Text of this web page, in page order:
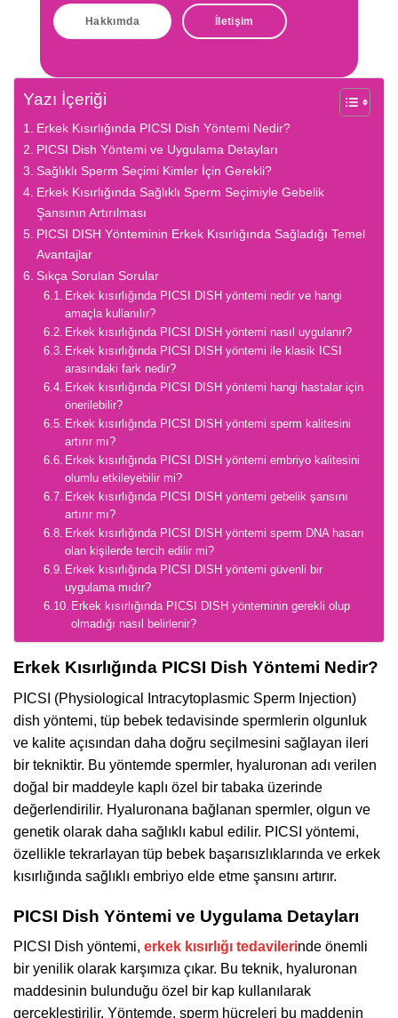
Hakkımda İletişim
Yazı İçeriği
Erkek Kısırlığında PICSI Dish Yöntemi Nedir?
PICSI Dish Yöntemi ve Uygulama Detayları
Sağlıklı Sperm Seçimi Kimler İçin Gerekli?
Erkek Kısırlığında Sağlıklı Sperm Seçimiyle Gebelik
Şansının Artırılması
PICSI DISH Yönteminin Erkek Kısırlığında Sağladığı Temel
Avantajlar
Sıkça Sorulan Sorular
Erkek kısırlığında PICSI DISH yöntemi nedir ve hangi
amaçla kullanılır?
Erkek kısırlığında PICSI DISH yöntemi nasıl uygulanır?
Erkek kısırlığında PICSI DISH yöntemi ile klasik ICSI
arasındaki fark nedir?
Erkek kısırlığında PICSI DISH yöntemi hangi hastalar için
önerilebilir?
Erkek kısırlığında PICSI DISH yöntemi sperm kalitesini
artırır mı?
Erkek kısırlığında PICSI DISH yöntemi embriyo kalitesini
olumlu etkileyebilir mi?
Erkek kısırlığında PICSI DISH yöntemi gebelik şansını
artırır mı?
Erkek kısırlığında PICSI DISH yöntemi sperm DNA hasarı
olan kişilerde tercih edilir mi?
Erkek kısırlığında PICSI DISH yöntemi güvenli bir
uygulama mıdır?
Erkek kısırlığında PICSI DISH yönteminin gerekli olup
olmadığı nasıl belirlenir?
Erkek Kısırlığında PICSI Dish Yöntemi Nedir?
PICSI (Physiological Intracytoplasmic Sperm Injection)
dish yöntemi, tüp bebek tedavisinde spermlerin olgunluk
ve kalite açısından daha doğru seçilmesini sağlayan ileri
bir tekniktir. Bu yöntemde spermler, hyaluronan adı verilen
doğal bir maddeyle kaplı özel bir tabaka üzerinde
değerlendirilir. Hyaluronana bağlanan spermler, olgun ve
genetik olarak daha sağlıklı kabul edilir. PICSI yöntemi,
özellikle tekrarlayan tüp bebek başarısızlıklarında ve erkek
kısırlığında sağlıklı embriyo elde etme şansını artırır.
PICSI Dish Yöntemi ve Uygulama Detayları
PICSI Dish yöntemi, erkek kısırlığı tedavilerinde önemli
bir yenilik olarak karşımıza çıkar. Bu teknik, hyaluronan
maddesinin bulunduğu özel bir kap kullanılarak
gerçekleştirilir. Yöntemde, sperm hücreleri bu maddenin